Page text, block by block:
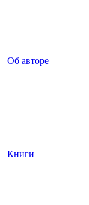
Об авторе
Книги